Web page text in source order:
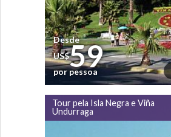
Desde
US$59
por pessoa
Tour pela Isla Negra e Viña
Undurraga